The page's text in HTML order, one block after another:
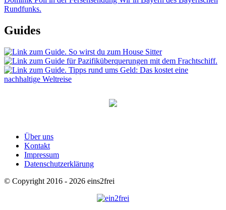
Guides
Über uns
Kontakt
Impressum
Datenschutzerklärung
© Copyright 2016 - 2026 eins2frei